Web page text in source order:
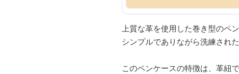
上質な革を使用した巻き型のペン
シンプルでありながら洗練され
このペンケースの特徴は、革紐